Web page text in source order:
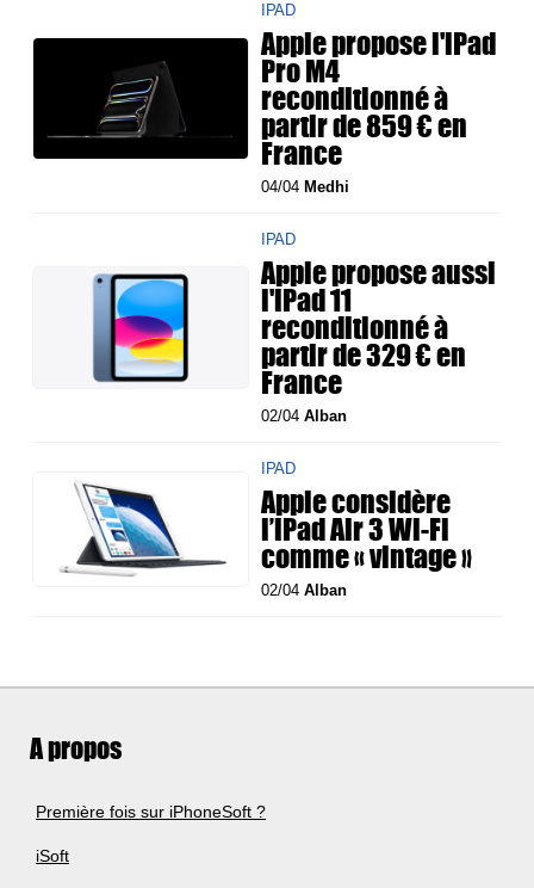
IPAD
Apple propose l'iPad
Pro M4
reconditionné à
partir de 859 € en
France
04/04 Medhi
IPAD
Apple propose aussi
l'iPad 11
reconditionné à
partir de 329 € en
France
02/04Alban
IPAD
Apple considère
l’iPad Air 3 Wi-Fi
comme « vintage »
02/04Alban
A propos
Première fois sur iPhoneSoft ?
iSoft